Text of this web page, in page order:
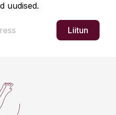
uudised.
Liitun